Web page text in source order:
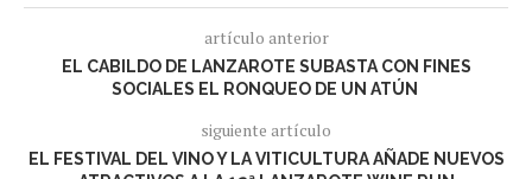
artículo anterior
EL CABILDO DE LANZAROTE SUBASTA CON FINES
SOCIALES EL RONQUEO DE UN ATÚN
siguiente artículo
EL FESTIVAL DEL VINO Y LA VITICULTURA AÑADE NUEVOS